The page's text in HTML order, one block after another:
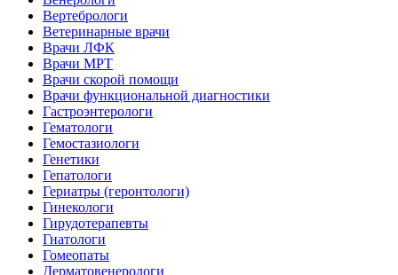
Вертебрологи
Ветеринарные врачи
Врачи ЛФК
Врачи МРТ
Врачи скорой помощи
Врачи функциональной диагностики
Гастроэнтерологи
Гематологи
Гемостазиологи
Генетики
Гепатологи
Гериатры (геронтологи)
Гинекологи
Гирудотерапевты
Гнатологи
Гомеопаты
Дерматовенерологи